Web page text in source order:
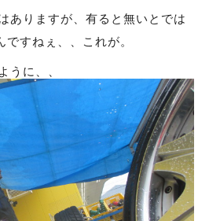
ありますが、有ると無いとでは
すねぇ、、これが。
うに、、